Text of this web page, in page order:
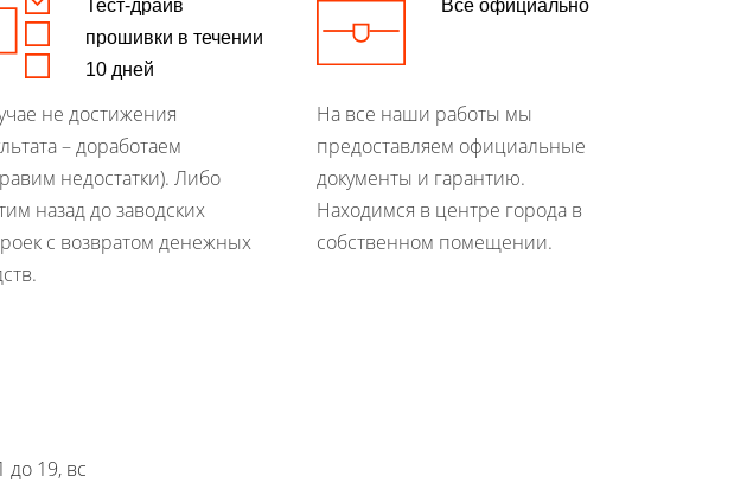
Тест-драйв
прошивки в течении
10 дней
не достижения
– доработаем
недостатки). Либо
назад до заводских
с возвратом денежных
Всё официально
На все наши работы мы
предоставляем официальные
документы и гарантию.
Находимся в центре города в
собственном помещении.
до 19, вс